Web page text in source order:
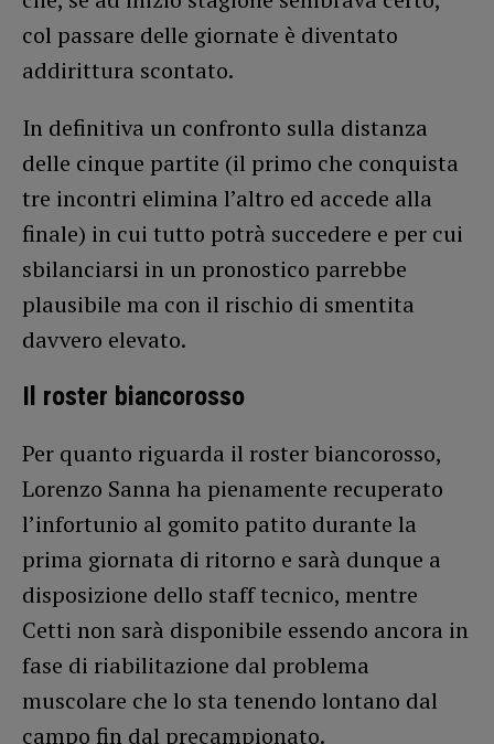
col passare delle giornate è diventato
addirittura scontato.
In definitiva un confronto sulla distanza
delle cinque partite (il primo che conquista
tre incontri elimina l’altro ed accede alla
finale) in cui tutto potrà succedere e per cui
sbilanciarsi in un pronostico parrebbe
plausibile ma con il rischio di smentita
davvero elevato.
Il roster biancorosso
Per quanto riguarda il roster biancorosso,
Lorenzo Sanna ha pienamente recuperato
l’infortunio al gomito patito durante la
prima giornata di ritorno e sarà dunque a
disposizione dello staff tecnico, mentre
Cetti non sarà disponibile essendo ancora in
fase di riabilitazione dal problema
muscolare che lo sta tenendo lontano dal
campo fin dal precampionato.